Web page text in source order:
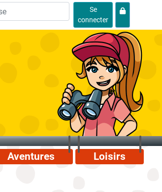
Se
connecter
Aventures Loisirs